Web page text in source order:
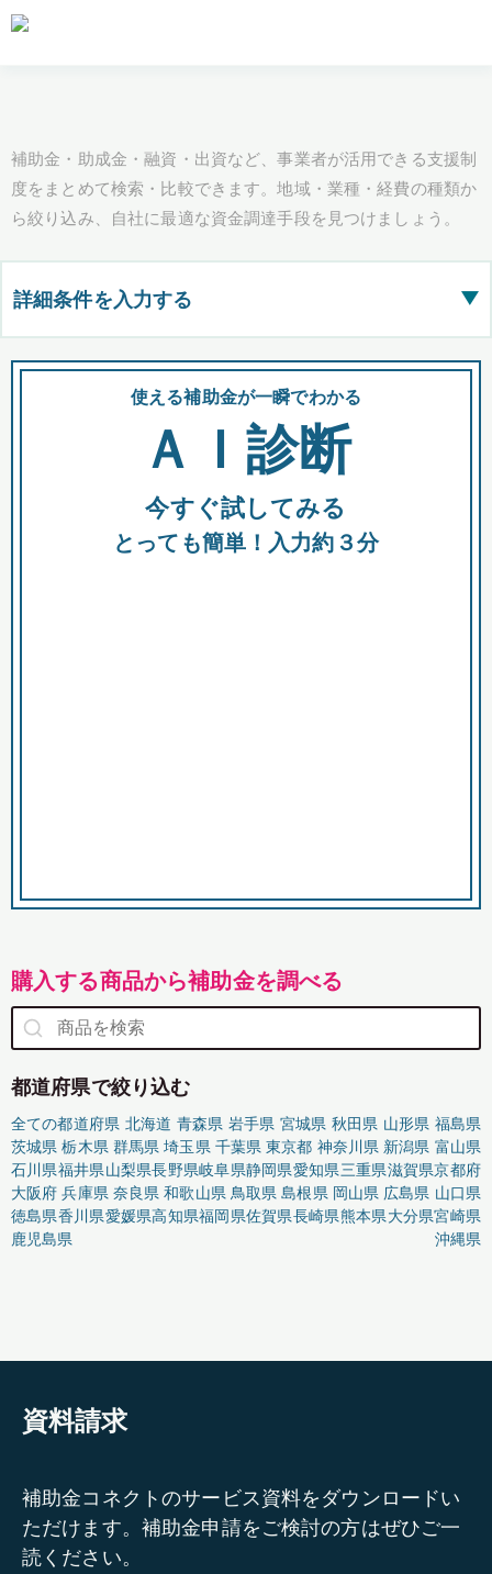
補助金・助成金・融資・出資など、事業者が活用できる支援制
度をまとめて検索・比較できます。地域・業種・経費の種類か
ら絞り込み、自社に最適な資金調達手段を見つけましょう。
詳細条件を入力する ▶
都道府県
全国の検索結果を含めて表示
助成金 融資 出資
使える補助金が一瞬でわかる
ＡＩ診断
今すぐ試してみる
とっても簡単！入力約３分
購入する商品から補助金を調べる
都道府県で絞り込む
全ての都道府県 北海道 青森県 岩手県 宮城県 秋田県 山形県 福島県
茨城県 栃木県 群馬県 埼玉県 千葉県 東京都 神奈川県 新潟県 富山県
石川県福井県山梨県長野県岐阜県静岡県愛知県三重県滋賀県京都府
大阪府 兵庫県 奈良県 和歌山県 鳥取県 島根県 岡山県 広島県 山口県
徳島県香川県愛媛県高知県福岡県佐賀県長崎県熊本県大分県宮崎県
鹿児島県
沖縄県
資料請求
補助金コネクトのサービス資料をダウンロードい
ただけます。補助金申請をご検討の方はぜひご一
読ください。